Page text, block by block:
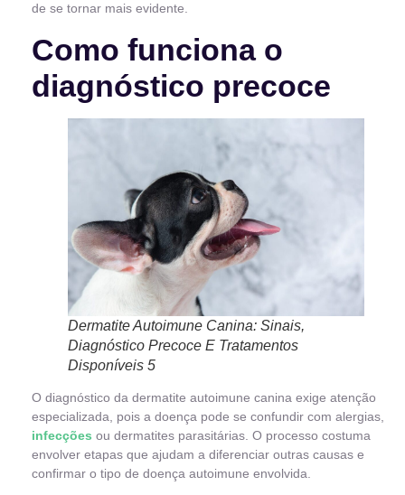
de se tornar mais evidente.
Como funciona o
diagnóstico precoce
Dermatite Autoimune Canina: Sinais,
Diagnóstico Precoce E Tratamentos
Disponíveis 5
O diagnóstico da dermatite autoimune canina exige atenção
especializada, pois a doença pode se confundir com alergias,
infecções ou dermatites parasitárias. O processo costuma
envolver etapas que ajudam a diferenciar outras causas e
confirmar o tipo de doença autoimune envolvida.